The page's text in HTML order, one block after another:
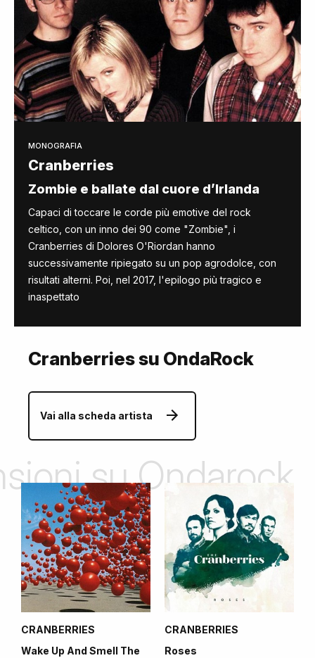
MONOGRAFIA
Cranberries
Zombie e ballate dal cuore d’Irlanda
Capaci di toccare le corde più emotive del rock
celtico, con un inno dei 90 come "Zombie", i
Cranberries di Dolores O'Riordan hanno
successivamente ripiegato su un pop agrodolce, con
risultati alterni. Poi, nel 2017, l'epilogo più tragico e
inaspettato
Cranberries su OndaRock
Vai alla scheda artista
su Ondarock
CRANBERRIES
Wake Up And Smell The
CRANBERRIES
Roses